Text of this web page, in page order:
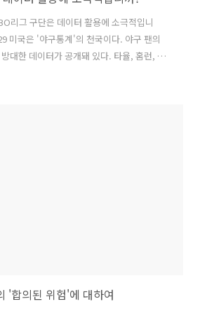
리그 구단은 데이터 활용에 소극적입니
미국은 '야구통계'의 천국이다. 야구 팬의
대한 데이터가 공개돼 있다. 타율, 홈런, 타
도 아니다. 야수의 수비범위나 송구능력,
'합의된 위험'에 대하여